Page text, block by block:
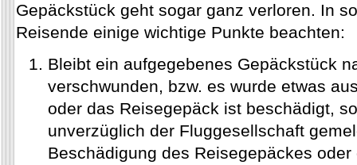
Gepäckstück geht sogar ganz verloren. In
Reisende einige wichtige Punkte beachten:
Bleibt ein aufgegebenes Gepäckstück
verschwunden, bzw. es wurde etwas
oder das Reisegepäck ist beschädigt,
unverzüglich der Fluggesellschaft
Beschädigung des Reisegepäckes